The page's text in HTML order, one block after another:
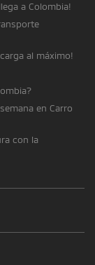
a Colombia!
al máximo!
en Carro
con la